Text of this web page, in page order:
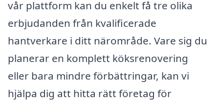
vår plattform kan du enkelt få tre olika
erbjudanden från kvalificerade
hantverkare i ditt närområde. Vare sig du
planerar en komplett köksrenovering
eller bara mindre förbättringar, kan vi
hjälpa dig att hitta rätt företag för